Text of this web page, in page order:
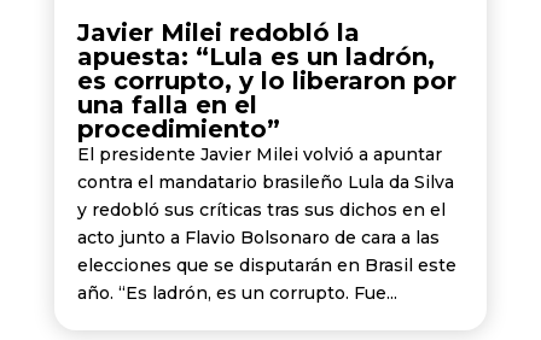
Javier Milei redobló la
apuesta: “Lula es un ladrón,
es corrupto, y lo liberaron por
una falla en el
procedimiento”
El presidente Javier Milei volvió a apuntar
contra el mandatario brasileño Lula da Silva
y redobló sus críticas tras sus dichos en el
acto junto a Flavio Bolsonaro de cara a las
elecciones que se disputarán en Brasil este
año. “Es ladrón, es un corrupto. Fue...